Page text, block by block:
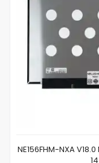
NE156FHM-NXA